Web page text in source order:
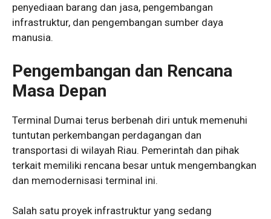
penyediaan barang dan jasa, pengembangan
infrastruktur, dan pengembangan sumber daya
manusia.
Pengembangan dan Rencana
Masa Depan
Terminal Dumai terus berbenah diri untuk memenuhi
tuntutan perkembangan perdagangan dan
transportasi di wilayah Riau. Pemerintah dan pihak
terkait memiliki rencana besar untuk mengembangkan
dan memodernisasi terminal ini.
Salah satu proyek infrastruktur yang sedang